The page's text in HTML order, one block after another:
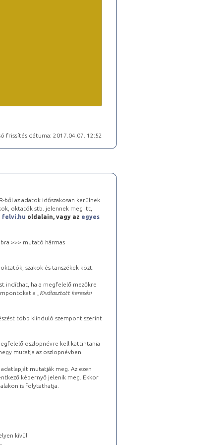
frissítés dátuma: 2017.04.07. 12:52
ből az adatok időszakosan kerülnek
oktatók stb. jelennek meg itt,
felvi.hu oldalain, vagy az egyes
>>> mutató hármas
szakok és tanszékek közt.
indíthat, ha a megfelelő mezőkre
a „ Kiválasztott keresési
több kiinduló szempont szerint
oszlopnévre kell kattintania
mutatja az oszlopnévben.
mutatják meg. Az ezen
képernyő jelenik meg. Ekkor
is folytathatja.
kívüli